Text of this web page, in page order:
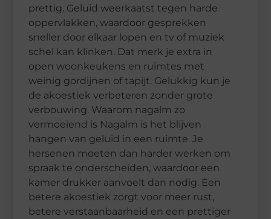
prettig. Geluid weerkaatst tegen harde
oppervlakken, waardoor gesprekken
sneller door elkaar lopen en tv of muziek
schel kan klinken. Dat merk je extra in
open woonkeukens en ruimtes met
weinig gordijnen of tapijt. Gelukkig kun je
de akoestiek verbeteren zonder grote
verbouwing. Waarom nagalm zo
vermoeiend is Nagalm is het blijven
hangen van geluid in een ruimte. Je
hersenen moeten dan harder werken om
spraak te onderscheiden, waardoor een
kamer drukker aanvoelt dan nodig. Een
betere akoestiek zorgt voor meer rust,
betere verstaanbaarheid en een prettiger